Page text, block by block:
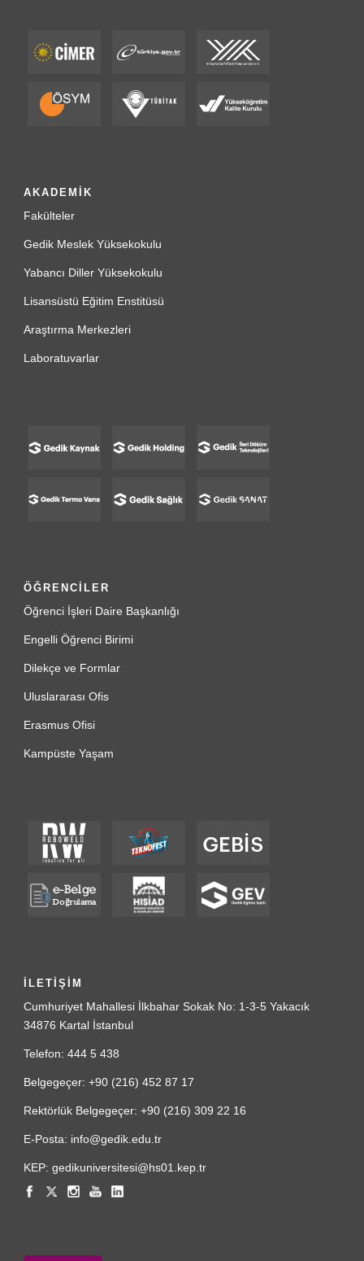
AKADEMİK
Fakülteler
Gedik Meslek Yüksekokulu
Yabancı Diller Yüksekokulu
Lisansüstü Eğitim Enstitüsü
Araştırma Merkezleri
Laboratuvarlar
ÖĞRENCİLER
Öğrenci İşleri Daire Başkanlığı
Engelli Öğrenci Birimi
Dilekçe ve Formlar
Uluslararası Ofis
Erasmus Ofisi
Kampüste Yaşam
İLETİŞİM
Cumhuriyet Mahallesi İlkbahar Sokak No: 1-3-5 Yakacık
34876 Kartal İstanbul
Telefon: 444 5 438
Belgegeçer: +90 (216) 452 87 17
Rektörlük Belgegeçer: +90 (216) 309 22 16
E-Posta: info@gedik.edu.tr
KEP: gedikuniversitesi@hs01.kep.tr